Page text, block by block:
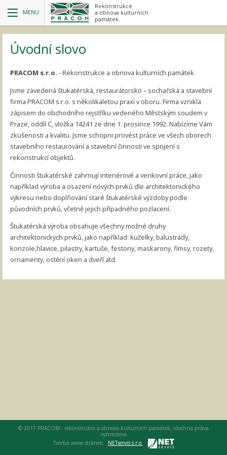
Rekonstrukce
a obnova kulturních
památek.
MENU
Úvodní slovo
PRACOM s.r.o. - Rekonstrukce a obnova kulturních památek
Jsme zavedená štukatérská, restaurátorsko – sochařská a stavební
firma PRACOM s.r.o. s několikaletou praxí v oboru. Firma vznikla
zápisem do obchodního rejstříku vedeného Městským soudem v
Praze, oddíl C, vložka 14241 ze dne 1. prosince 1992. Nabízíme Vám
zkušenosti a kvalitu. Jsme schopni provést práce ve všech oborech
stavebního restaurování a stavební činnosti ve spojení s
rekonstrukcí objektů.
Činnosti štukatérské zahrnují interiérové a venkovní práce, jako
například výroba a osazení nových prvků dle architektonického
výkresu nebo doplňování staré štukatérské výzdoby podle
původních prvků, včetně jejich případného pozlacení.
Štukatérská výroba obsahuje všechny možné druhy
architektonických prvků, jako například: kuželky, balustrády,
konzole,hlavice, pilastry, kartuše, festony, maskarony, římsy, rozety,
ornamenty, ostění oken a dveří atd.
© 2017 PRACOM - rekonstrukce a obnova kulturních památek, všechna práva
vyhrazena
Tvorba www stránek:
NETservis s.r.o.